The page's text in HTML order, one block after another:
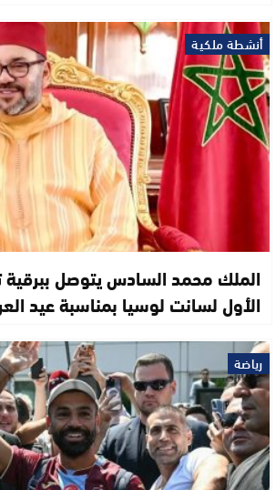
أنشطة ملكية
الملك محمد السادس يتوصل ببرقية
الأول لسانت لوسيا بمناسبة عيد
رياضة